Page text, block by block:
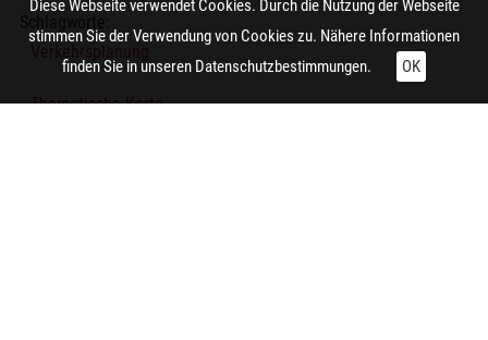
Thematische Karte
Diese Webseite verwendet Cookies. Durch die Nutzung der Webseite
stimmen Sie der Verwendung von Cookies zu. Nähere Informationen
finden Sie in unseren Datenschutzbestimmungen. OK